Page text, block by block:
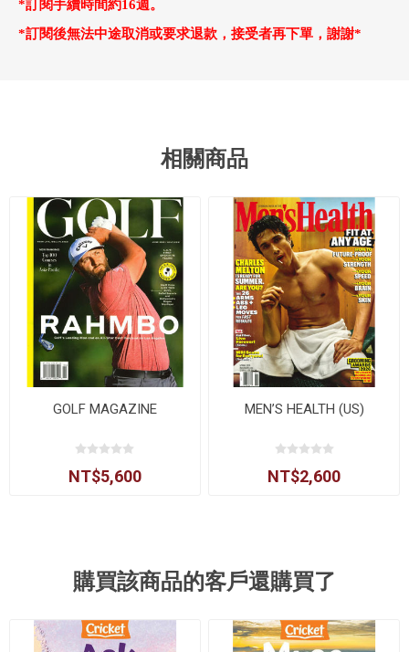
*訂閱手續時間約16週。
*訂閱後無法中途取消或要求退款，接受者再下單，謝謝*
相關商品
GOLF MAGAZINE
NT$5,600
MEN’S HEALTH (US)
NT$2,600
購買該商品的客戶還購買了